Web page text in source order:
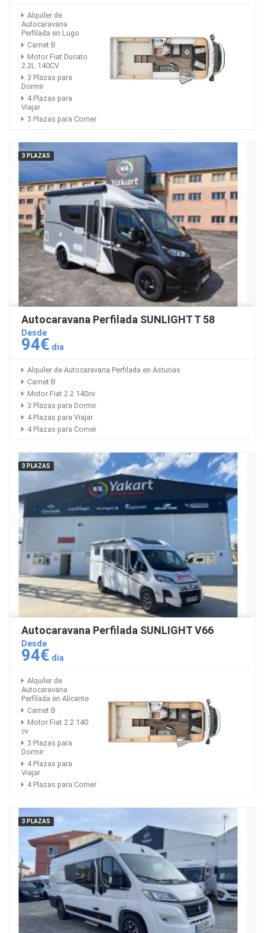
Alquiler de
Autocaravana
Perfilada en Lugo
Carnet B
Motor Fiat Ducato
2.2L 140CV
3 Plazas para
Dormir
4 Plazas para
Viajar
3 Plazas para Comer
3 PLAZAS
Autocaravana Perfilada SUNLIGHT T 58
Desde
94€ dia
Alquiler de Autocaravana Perfilada en Asturias
Carnet B
Motor Fiat 2.2 140cv
3 Plazas para Dormir
4 Plazas para Viajar
4 Plazas para Comer
3 PLAZAS
Autocaravana Perfilada SUNLIGHT V66
Desde
94€ dia
Alquiler de
Autocaravana
Perfilada en Alicante
Carnet B
Motor Fiat 2.2 140
cv
3 Plazas para
Dormir
4 Plazas para
Viajar
4 Plazas para Comer
3 PLAZAS